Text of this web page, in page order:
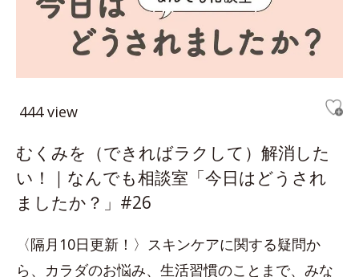
444 view
むくみを（できればラクして）解消した
い！｜なんでも相談室「今日はどうされ
ましたか？」#26
〈隔月10日更新！〉スキンケアに関する疑問か
ら、カラダのお悩み、生活習慣のことまで、みな